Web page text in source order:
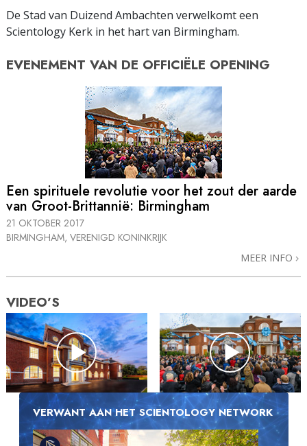
De Stad van Duizend Ambachten verwelkomt een
Scientology Kerk in het hart van Birmingham.
EVENEMENT VAN DE OFFICIËLE OPENING
Een spirituele revolutie voor het zout der aarde
van Groot-Brittannië: Birmingham
21 OKTOBER 2017
BIRMINGHAM, VERENIGD KONINKRIJK
MEER INFO
VIDEO’S
VERWANT AAN HET SCIENTOLOGY NETWORK